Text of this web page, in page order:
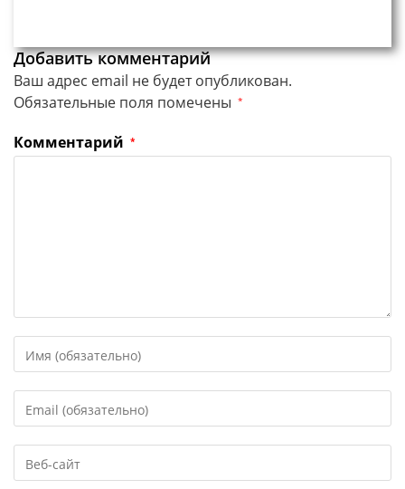
Добавить комментарий
Ваш адрес email не будет опубликован.
Обязательные поля помечены *
Комментарий *
свое
или
имя
чтобы
прокомментировать
свой
адрес,
чтобы
URL